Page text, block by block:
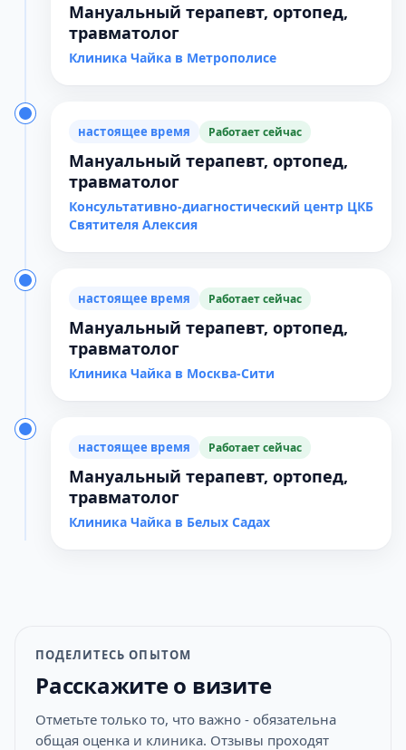
Мануальный терапевт, ортопед,
травматолог
Клиника Чайка в Метрополисе
настоящее время Работает сейчас
Мануальный терапевт, ортопед,
травматолог
Консультативно-диагностический центр ЦКБ
Святителя Алексия
настоящее время Работает сейчас
Мануальный терапевт, ортопед,
травматолог
Клиника Чайка в Москва-Сити
настоящее время Работает сейчас
Мануальный терапевт, ортопед,
травматолог
Клиника Чайка в Белых Садах
ПОДЕЛИТЕСЬ ОПЫТОМ
Расскажите о визите
Отметьте только то, что важно - обязательна
общая оценка и клиника. Отзывы проходят